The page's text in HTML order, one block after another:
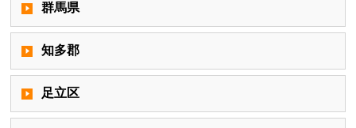
群馬県
知多郡
足立区